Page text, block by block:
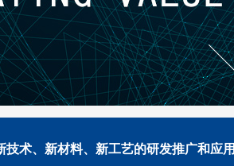
技术、新材料、新工艺的研发推广和应用